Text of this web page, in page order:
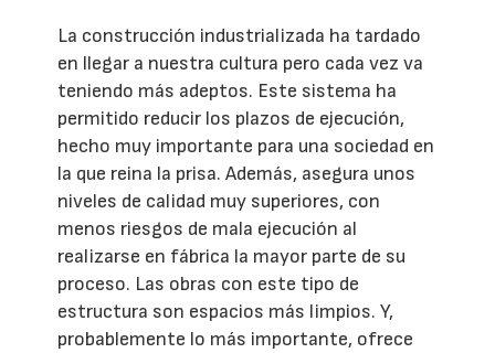
La construcción industrializada ha tardado
en llegar a nuestra cultura pero cada vez va
teniendo más adeptos. Este sistema ha
permitido reducir los plazos de ejecución,
hecho muy importante para una sociedad en
la que reina la prisa. Además, asegura unos
niveles de calidad muy superiores, con
menos riesgos de mala ejecución al
realizarse en fábrica la mayor parte de su
proceso. Las obras con este tipo de
estructura son espacios más limpios. Y,
probablemente lo más importante, ofrece